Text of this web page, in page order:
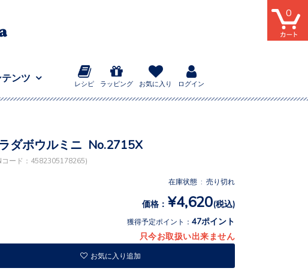
テンツ
レシピ ラッピング お気に入り ログイン
0
ダボウルミニ No.2715X
コード：4582305178265)
在庫状態 : 売り切れ
価格： ¥4,620(税込)
獲得予定ポイント： 47ポイント
只今お取扱い出来ません
お気に入り追加